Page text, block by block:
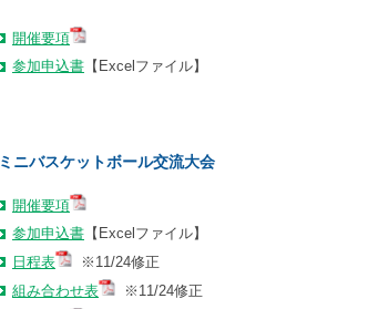
開催要項
参加申込書 【Excelファイル】
ミニバスケットボール交流大会
開催要項
参加申込書 【Excelファイル】
日程表
※11/24修正
組み合わせ表
※11/24修正